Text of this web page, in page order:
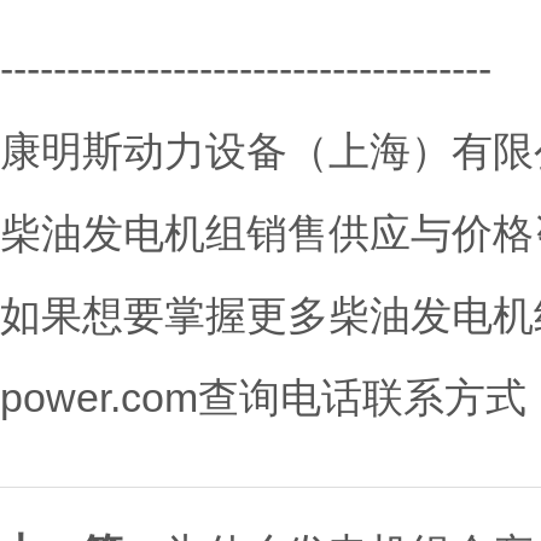
-------------------------------------
康明斯动力设备（上海）有
柴油发电机组销售供应与价
如果想要掌握更多柴油发电
power.com查询电话联系方式